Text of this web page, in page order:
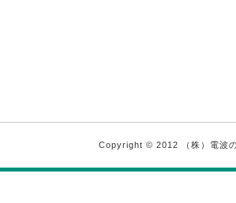
Copyright © 2012 （株）電波